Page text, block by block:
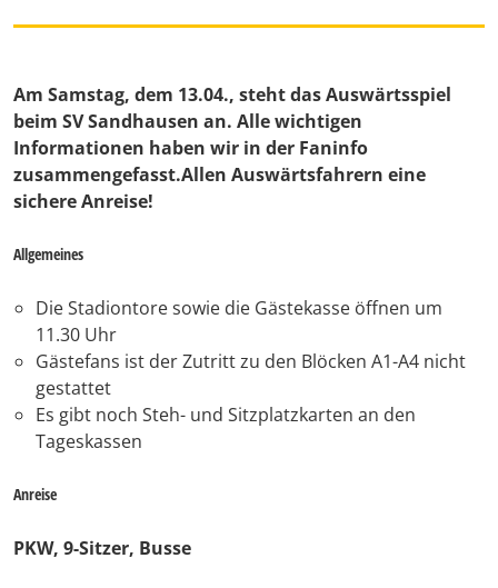
Am Samstag, dem 13.04., steht das Auswärtsspiel
beim SV Sandhausen an. Alle wichtigen
Informationen haben wir in der Faninfo
zusammengefasst.Allen Auswärtsfahrern eine
sichere Anreise!
Allgemeines
Die Stadiontore sowie die Gästekasse öffnen um
11.30 Uhr
Gästefans ist der Zutritt zu den Blöcken A1-A4 nicht
gestattet
Es gibt noch Steh- und Sitzplatzkarten an den
Tageskassen
Anreise
PKW, 9-Sitzer, Busse